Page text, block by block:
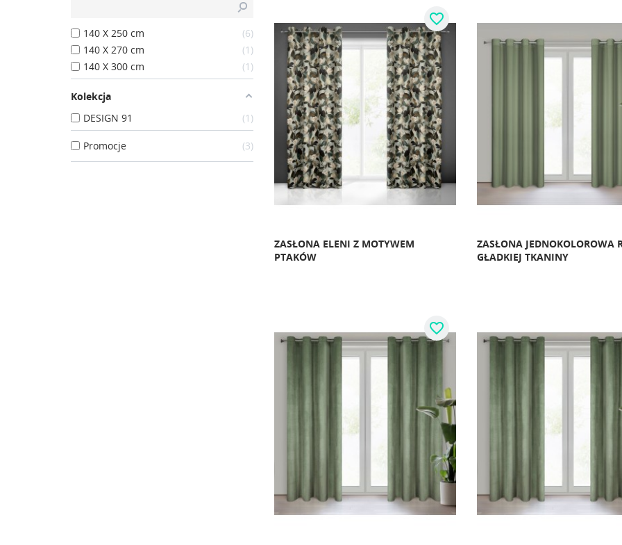
140 X 250 cm
6
140 X 270 cm
1
140 X 300 cm
1
Kolekcja
DESIGN 91
1
Promocje 3
ZASŁONA ELENI Z MOTYWEM
PTAKÓW
favorite_border
ZASŁONA JEDNOKOLOROWA
GŁADKIEJ TKANINY
favorite_border